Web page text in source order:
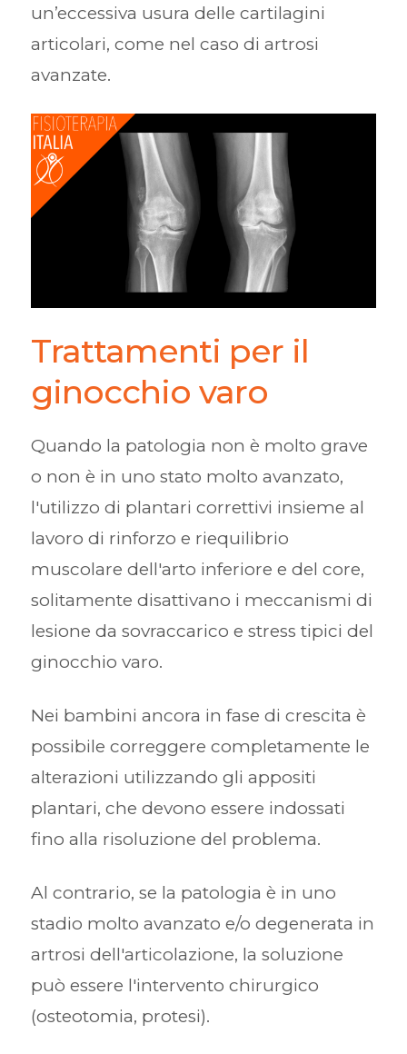
un’eccessiva usura delle cartilagini
articolari, come nel caso di artrosi
avanzate.
Trattamenti per il
ginocchio varo
Quando la patologia non è molto grave
o non è in uno stato molto avanzato,
l'utilizzo di plantari correttivi insieme al
lavoro di rinforzo e riequilibrio
muscolare dell'arto inferiore e del core,
solitamente disattivano i meccanismi di
lesione da sovraccarico e stress tipici del
ginocchio varo.
Nei bambini ancora in fase di crescita è
possibile correggere completamente le
alterazioni utilizzando gli appositi
plantari, che devono essere indossati
fino alla risoluzione del problema.
Al contrario, se la patologia è in uno
stadio molto avanzato e/o degenerata in
artrosi dell'articolazione, la soluzione
può essere l'intervento chirurgico
(osteotomia, protesi).